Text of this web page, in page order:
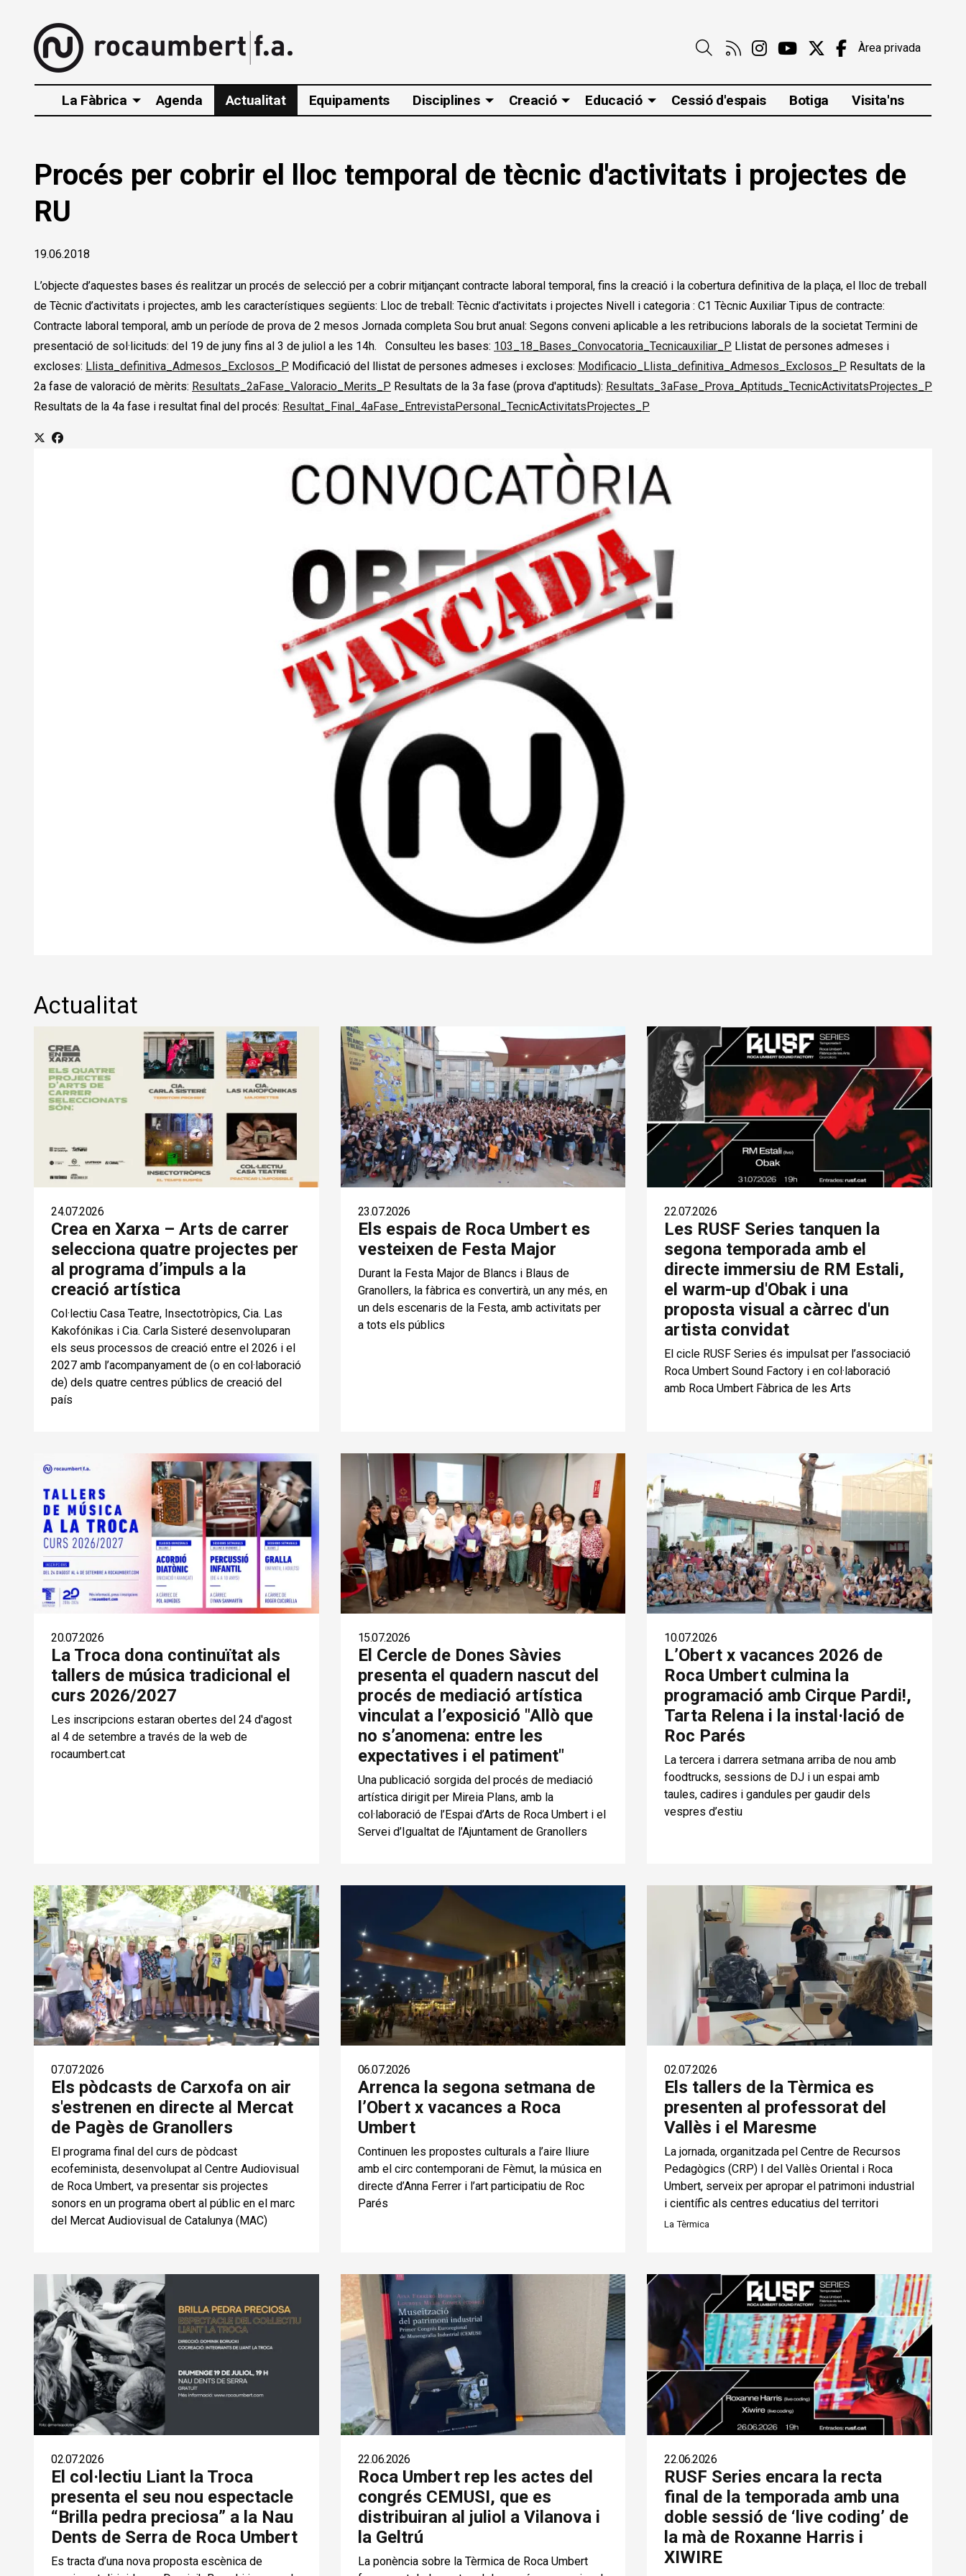
Àrea privada
Link a rss
Link a instagram
Link a youtube
Link a twitter
Link a
La Fàbrica Agenda Actualitat Equipaments Disciplines Creació Educació Cessió d'espais Botiga Visita'ns
Procés per cobrir el lloc temporal de tècnic d'activitats i projectes de
RU
19.06.2018
L’objecte d’aquestes bases és realitzar un procés de selecció per a cobrir mitjançant contracte laboral temporal, fins la creació i la cobertura definitiva de la plaça, el lloc de treball
de Tècnic d’activitats i projectes, amb les característiques següents: Lloc de treball: Tècnic d’activitats i projectes Nivell i categoria : C1 Tècnic Auxiliar Tipus de contracte:
Contracte laboral temporal, amb un període de prova de 2 mesos Jornada completa Sou brut anual: Segons conveni aplicable a les retribucions laborals de la societat Termini de
presentació de sol·licituds: del 19 de juny fins al 3 de juliol a les 14h. Consulteu les bases: 103_18_Bases_Convocatoria_Tecnicauxiliar_P Llistat de persones admeses i
excloses: Llista_definitiva_Admesos_Exclosos_P Modificació del llistat de persones admeses i excloses: Modificacio_Llista_definitiva_Admesos_Exclosos_P Resultats de la
2a fase de valoració de mèrits: Resultats_2aFase_Valoracio_Merits_P Resultats de la 3a fase (prova d'aptituds): Resultats_3aFase_Prova_Aptituds_TecnicActivitatsProjectes_P
Resultats de la 4a fase i resultat final del procés: Resultat_Final_4aFase_EntrevistaPersonal_TecnicActivitatsProjectes_P
Actualitat
24.07.2026
Crea en Xarxa – Arts de carrer
selecciona quatre projectes per
al programa d’impuls a la
creació artística
Col·lectiu Casa Teatre, Insectotròpics, Cia. Las
Kakofónikas i Cia. Carla Sisteré desenvoluparan
els seus processos de creació entre el 2026 i el
2027 amb l’acompanyament de (o en col·laboració
de) dels quatre centres públics de creació del
país
23.07.2026
Els espais de Roca Umbert es
vesteixen de Festa Major
Durant la Festa Major de Blancs i Blaus de
Granollers, la fàbrica es convertirà, un any més, en
un dels escenaris de la Festa, amb activitats per
a tots els públics
22.07.2026
Les RUSF Series tanquen la
segona temporada amb el
directe immersiu de RM Estali,
el warm-up d'Obak i una
proposta visual a càrrec d'un
artista convidat
El cicle RUSF Series és impulsat per l’associació
Roca Umbert Sound Factory i en col·laboració
amb Roca Umbert Fàbrica de les Arts
20.07.2026
La Troca dona continuïtat als
tallers de música tradicional el
curs 2026/2027
Les inscripcions estaran obertes del 24 d'agost
al 4 de setembre a través de la web de
rocaumbert.cat
15.07.2026
El Cercle de Dones Sàvies
presenta el quadern nascut del
procés de mediació artística
vinculat a l’exposició "Allò que
no s’anomena: entre les
expectatives i el patiment"
Una publicació sorgida del procés de mediació
artística dirigit per Mireia Plans, amb la
col·laboració de l’Espai d’Arts de Roca Umbert i el
Servei d’Igualtat de l’Ajuntament de Granollers
10.07.2026
L’Obert x vacances 2026 de
Roca Umbert culmina la
programació amb Cirque Pardi!,
Tarta Relena i la instal·lació de
Roc Parés
La tercera i darrera setmana arriba de nou amb
foodtrucks, sessions de DJ i un espai amb
taules, cadires i gandules per gaudir dels
vespres d’estiu
07.07.2026
Els pòdcasts de Carxofa on air
s'estrenen en directe al Mercat
de Pagès de Granollers
El programa final del curs de pòdcast
ecofeminista, desenvolupat al Centre Audiovisual
de Roca Umbert, va presentar sis projectes
sonors en un programa obert al públic en el marc
del Mercat Audiovisual de Catalunya (MAC)
06.07.2026
Arrenca la segona setmana de
l’Obert x vacances a Roca
Umbert
Continuen les propostes culturals a l’aire lliure
amb el circ contemporani de Fèmut, la música en
directe d’Anna Ferrer i l’art participatiu de Roc
Parés
02.07.2026
Els tallers de la Tèrmica es
presenten al professorat del
Vallès i el Maresme
La jornada, organitzada pel Centre de Recursos
Pedagògics (CRP) I del Vallès Oriental i Roca
Umbert, serveix per apropar el patrimoni industrial
i científic als centres educatius del territori
La Tèrmica
02.07.2026
El col·lectiu Liant la Troca
presenta el seu nou espectacle
“Brilla pedra preciosa” a la Nau
Dents de Serra de Roca Umbert
Es tracta d’una nova proposta escènica de
22.06.2026
Roca Umbert rep les actes del
congrés CEMUSI, que es
distribuiran al juliol a Vilanova i
la Geltrú
La ponència sobre la Tèrmica de Roca Umbert
22.06.2026
RUSF Series encara la recta
final de la temporada amb una
doble sessió de ‘live coding’ de
la mà de Roxanne Harris i
XIWIRE